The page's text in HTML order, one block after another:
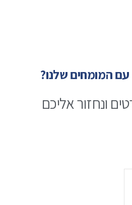
עם המומחים שלנו?
ונחזור אליכם